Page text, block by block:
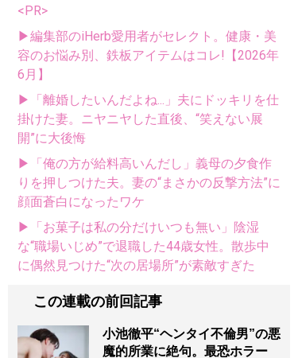
<PR>
▶編集部のiHerb愛用者がセレクト。健康・美
容のお悩み別、鉄板アイテムはコレ!【2026年
6月】
▶「離婚したいんだよね...」夫にドッキリを仕
掛けた妻。ニヤニヤした直後、“笑えない展
開”に大後悔
▶「俺の方が給料高いんだし」義母の夕食作
りを押しつけた夫。妻の“まさかの反撃方法”に
顔面蒼白になったワケ
▶「お菓子は私の分だけいつも無い」陰湿
な“職場いじめ”で退職した44歳女性。散歩中
に偶然見つけた“次の居場所”が素敵すぎた
この連載の前回記事
小池徹平“ヘンタイ不倫男”の悪
魔的所業に絶句。最恐ホラー